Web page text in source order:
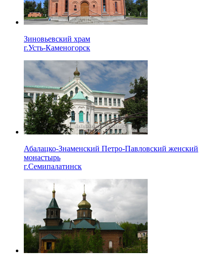
Зиновьевский храм
г.Усть-Каменогорск
Абалацко-Знаменский Петро-Павловский женский
монастырь
г.Семипалатинск